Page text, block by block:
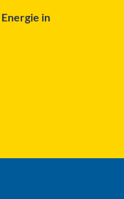
Energie in